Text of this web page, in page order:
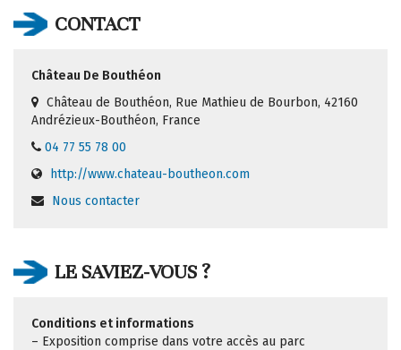
CONTACT
Château De Bouthéon
Château de Bouthéon, Rue Mathieu de Bourbon, 42160
Andrézieux-Bouthéon, France
04 77 55 78 00
http://www.chateau-boutheon.com
Nous contacter
LE SAVIEZ-VOUS ?
Conditions et informations
– Exposition comprise dans votre accès au parc